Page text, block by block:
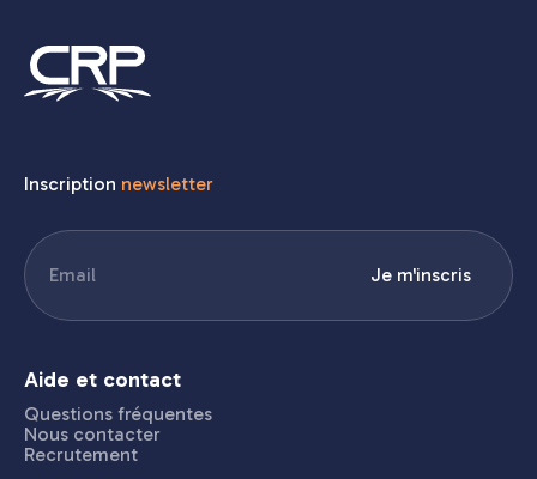
Inscription newsletter
E-
mail (Nécessaire) Je m'inscris
Aide et contact
Questions fréquentes
Nous contacter
Recrutement